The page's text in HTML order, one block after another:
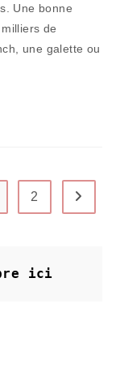
Une bonne
de
une galette ou
2 Aller à
ici